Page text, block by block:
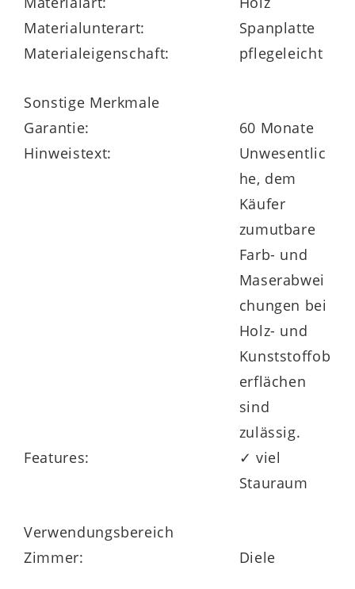
Materialunterart:
Spanplatte
Materialeigenschaft:
pflegeleicht
Sonstige Merkmale
Garantie:
60 Monate
Hinweistext:
Unwesentlic
he, dem
Käufer
zumutbare
Farb- und
Maserabwei
chungen bei
Holz- und
Kunststoffob
erflächen
sind
zulässig.
Features:
✓ viel
Stauraum
Verwendungsbereich
Zimmer:
Diele